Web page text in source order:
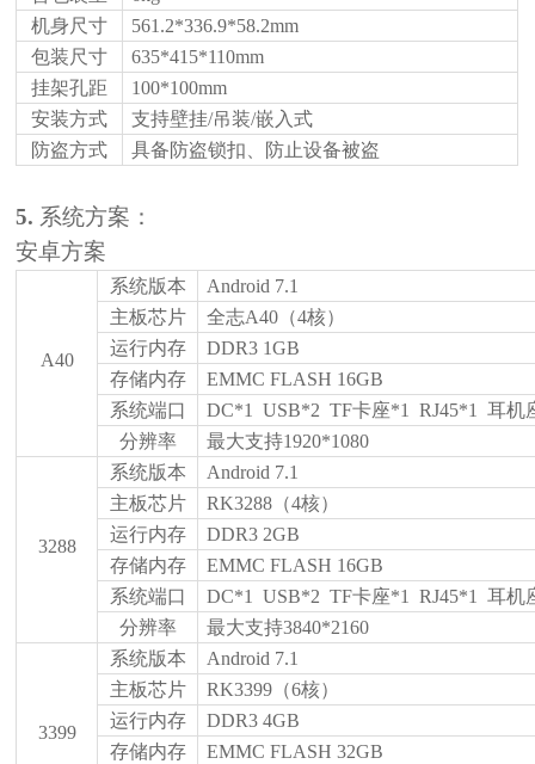
机身尺寸
561.2*336.9*58.2mm
包装尺寸
635*415*110mm
挂架孔距
100*100mm
安装方式
支持壁挂/吊装/嵌入式
防盗方式
具备防盗锁扣、防止设备被盗
5. 系统方案：
安卓方案
A40
系统版本
Android 7.1
主板芯片
全志A40 （4核）
运行内存
DDR3 1GB
存储内存
EMMC FLASH 16GB
系统端口
DC*1 USB*2 TF卡座*1 RJ45*1 耳机
分辨率
最大支持1920*1080
3288
系统版本
Android 7.1
主板芯片
RK3288（4核）
运行内存
DDR3 2GB
存储内存
EMMC FLASH 16GB
系统端口
DC*1 USB*2 TF卡座*1 RJ45*1 耳机
分辨率
最大支持3840*2160
3399
系统版本
Android 7.1
主板芯片
RK3399（6核）
运行内存
DDR34GB
存储内存
EMMC FLASH32GB